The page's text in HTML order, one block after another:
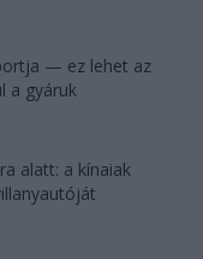
— ez lehet az
a gyáruk
alatt: a kínaiak